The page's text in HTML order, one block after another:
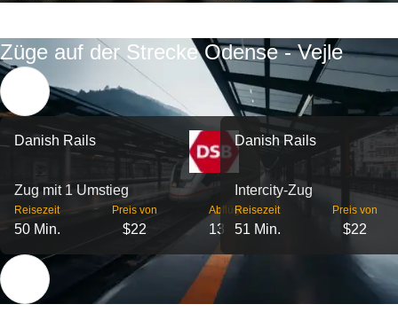
Züge auf der Strecke Odense - Vejle
Danish Rails
Zug mit 1 Umstieg
Reisezeit
50 Min.
Preis von
$22
Abflüge
13
Danish Rails
Intercity-Zug
Reisezeit
51 Min.
Preis von
$22